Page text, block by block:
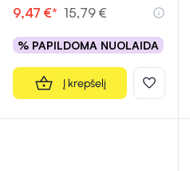
9,47 €* 15,79 €
% PAPILDOMA NUOLAIDA
Į krepšelį